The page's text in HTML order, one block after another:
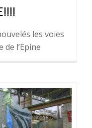
les voies
de l’Epine